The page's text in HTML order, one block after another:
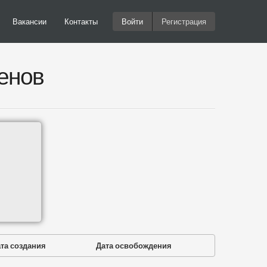
Вакансии Контакты Войти Регистрация
создания Дата освобождения